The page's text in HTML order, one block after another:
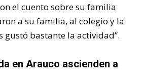
el cuento sobre su familia
a su familia, al colegio y la
gustó bastante la actividad”.
en Arauco ascienden a